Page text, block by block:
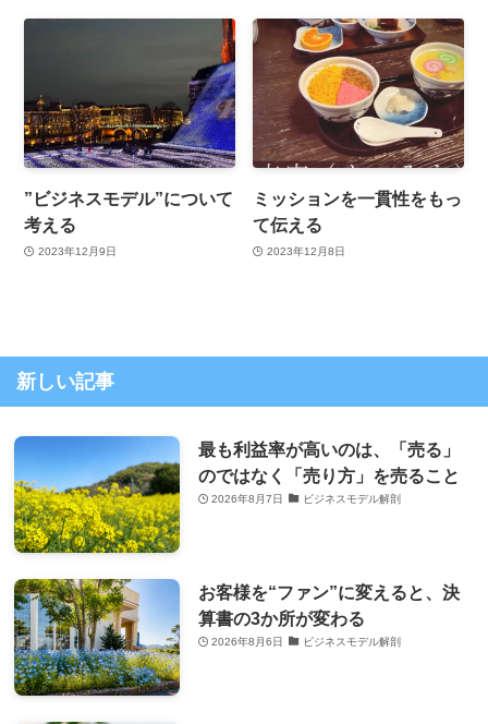
”ビジネスモデル”について
考える
2023年12月9日
ミッションを一貫性をもっ
て伝える
2023年12月8日
新しい記事
最も利益率が高いのは、「売る」
のではなく「売り方」を売ること
2026年8月7日 ビジネスモデル解剖
お客様を“ファン”に変えると、決
算書の3か所が変わる
2026年8月6日 ビジネスモデル解剖